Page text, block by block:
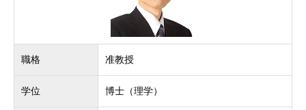
職格 准教授
学位 博士（理学）